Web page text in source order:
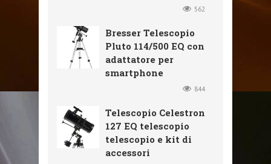
562
Bresser Telescopio
Pluto 114/500 EQ con
adattatore per
smartphone
844
Telescopio Celestron
127 EQ telescopio
telescopio e kit di
accessori